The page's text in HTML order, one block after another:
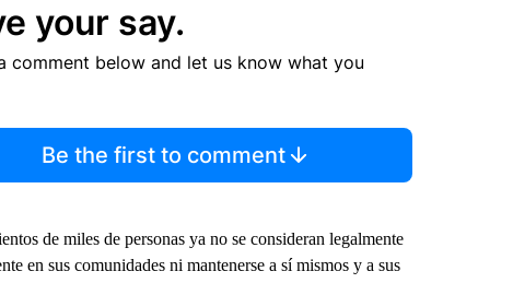
your say.
comment below and let us know what you
Be the first to comment
de miles de personas ya no se consideran legalmente
en sus comunidades ni mantenerse a sí mismos y a sus